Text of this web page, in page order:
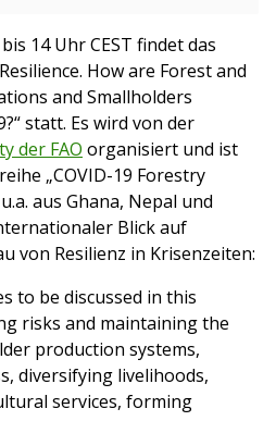
14 Uhr CEST findet das
How are Forest and
and Smallholders
statt. Es wird von der
der FAO organisiert und ist
„COVID-19 Forestry
aus Ghana, Nepal und
Blick auf
von Resilienz in Krisenzeiten:
to be discussed in this
risks and maintaining the
production systems,
diversifying livelihoods,
services, forming